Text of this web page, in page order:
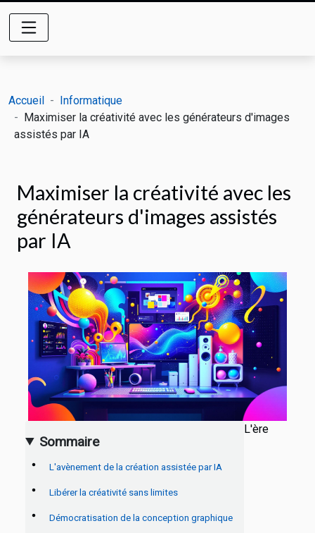
Accueil
Informatique
Maximiser la créativité avec les générateurs d'images
assistés par IA
Maximiser la créativité avec les
générateurs d'images assistés
par IA
Sommaire
L'avènement de la création assistée par IA
Libérer la créativité sans limites
Démocratisation de la conception graphique
L'ère